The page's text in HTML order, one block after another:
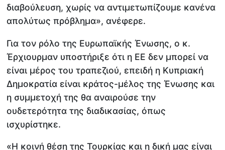
διαβούλευση, χωρίς να αντιμετωπίζουμε κανένα
απολύτως πρόβλημα», ανέφερε.
Για τον ρόλο της Ευρωπαϊκής Ένωσης, ο κ.
Έρχιουρμαν υποστήριξε ότι η ΕΕ δεν μπορεί να
είναι μέρος του τραπεζιού, επειδή η Κυπριακή
Δημοκρατία είναι κράτος-μέλος της Ένωσης και
η συμμετοχή της θα αναιρούσε την
ουδετερότητα της διαδικασίας, όπως
ισχυρίστηκε.
«Η κοινή θέση της Τουρκίας και η δική μας είναι